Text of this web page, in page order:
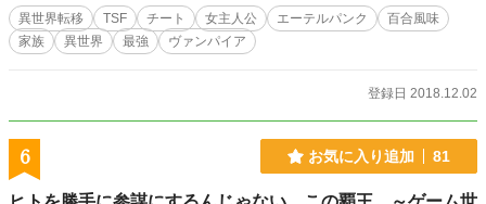
出ての学園モノになってまいります。
異世界転移 TSF チート 女主人公 エーテルパンク
百合風味
家族
異世界 最強 ヴァンパイア
登録日 2018.12.02
6 お気に入り追加 81